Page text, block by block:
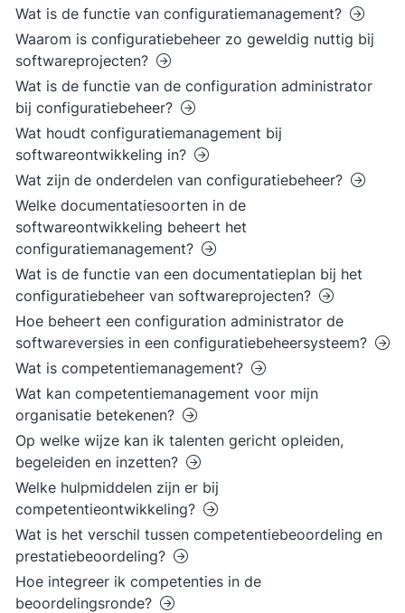
Wat is de functie van configuratiemanagement?
Waarom is configuratiebeheer zo geweldig nuttig bij
softwareprojecten?
Wat is de functie van de configuration administrator
bij configuratiebeheer?
Wat houdt configuratiemanagement bij
softwareontwikkeling in?
Wat zijn de onderdelen van configuratiebeheer?
Welke documentatiesoorten in de
softwareontwikkeling beheert het
configuratiemanagement?
Wat is de functie van een documentatieplan bij het
configuratiebeheer van softwareprojecten?
Hoe beheert een configuration administrator de
softwareversies in een configuratiebeheersysteem?
Wat is competentiemanagement?
Wat kan competentiemanagement voor mijn
organisatie betekenen?
Op welke wijze kan ik talenten gericht opleiden,
begeleiden en inzetten?
Welke hulpmiddelen zijn er bij
competentieontwikkeling?
Wat is het verschil tussen competentiebeoordeling en
prestatiebeoordeling?
Hoe integreer ik competenties in de
beoordelingsronde?